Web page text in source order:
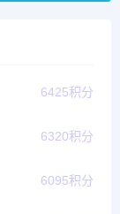
6425积分
6320积分
6095积分